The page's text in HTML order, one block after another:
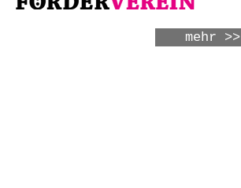
mehr >>